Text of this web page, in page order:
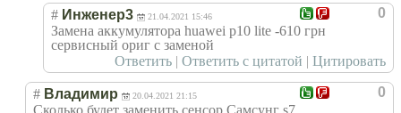
0
# Инженер3 21.04.2021 15:46
Замена аккумулятора huawei p10 lite -610 грн
сервисный ориг с заменой
Ответить | Ответить с цитатой | Цитировать
0
# Владимир 20.04.2021 21:15
Сколько будет заменить сенсор Самсунг s7